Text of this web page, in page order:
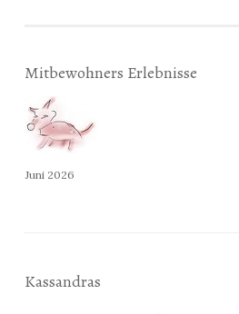
Mitbewohners Erlebnisse
Juni 2026
Kassandras